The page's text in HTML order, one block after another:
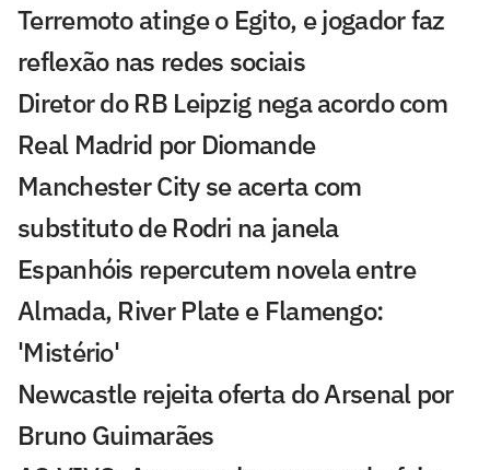
Terremoto atinge o Egito, e jogador faz
reflexão nas redes sociais
Diretor do RB Leipzig nega acordo com
Real Madrid por Diomande
Manchester City se acerta com
substituto de Rodri na janela
Espanhóis repercutem novela entre
Almada, River Plate e Flamengo:
'Mistério'
Newcastle rejeita oferta do Arsenal por
Bruno Guimarães